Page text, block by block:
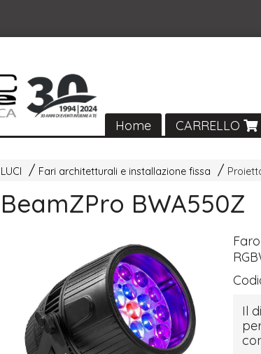
Home CARRELLO
LUCI Fari architetturali e installazione fissa
BeamZPro BWA550Z
Il